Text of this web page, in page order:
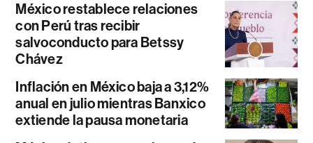
México restablece relaciones
con Perú tras recibir
salvoconducto para Betssy
Chávez
Inflación en México baja a 3,12%
anual en julio mientras Banxico
extiende la pausa monetaria